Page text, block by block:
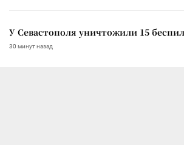
У Севастополя уничтожили 15
30 минут назад